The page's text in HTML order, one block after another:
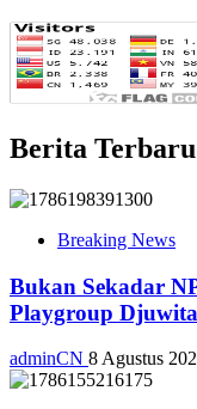
Berita Terbaru
Breaking News
Bukan Sekadar
Playgroup
adminCN 8 Agustus